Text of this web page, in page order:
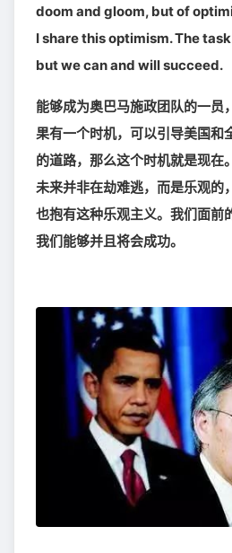
doom and gloom, but of
I share this optimism. The
but we can and will succeed.
能够成为奥巴马施政团队的一员
果有一个时机，可以引导美国和
的道路，那么这个时机就是现在
未来并非在劫难逃，而是乐观的
也抱有这种乐观主义。我们面前
我们能够并且将会成功。